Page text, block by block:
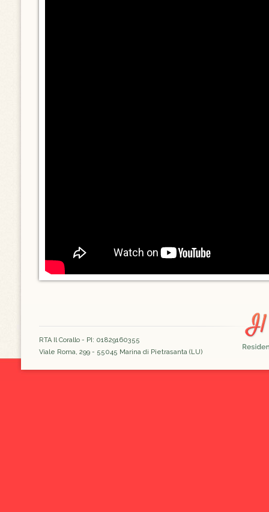
RTA Il Corallo - PI: 01829160355
Viale Roma, 299 - 55045 Marina di Pietrasanta (LU)